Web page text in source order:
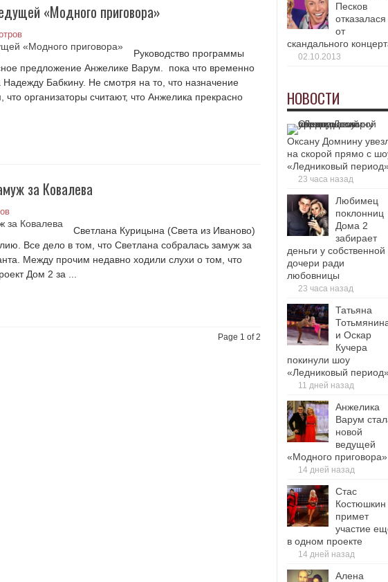
«Модного приговора»
Руководство программы
предложение Анжелике Варум. пока что временно
Бабкину. Не смотря на то, что назначение
организаторы считают, что Анжелика прекрасно
за Ковалева
Светлана Курицына (Света из Иваново)
Все дело в том, что Светлана собралась замуж за
Между прочим недавно ходили слухи о том, что
Дом 2 за ...
Page 1 of 2
Песков
отказалася
от
скандального
02.10.2013
НОВОСТИ
Оксану Домнину
на скорой прямо с
«Ледниковый
23 часа назад
Любимец
поклонниц
Дома 2
забирает
деньги у собственной
дочери ради
любовницы
23 часа назад
Татьяна
и Оскар
Кучера
покинули шоу
«Ледниковый
11 дней назад
Анжелика
Варум
новой
ведущей
«Модного приговора»
14 дней назад
Стас
Костюшкин
примет
участие
в одном проекте
14 дней назад
Алена